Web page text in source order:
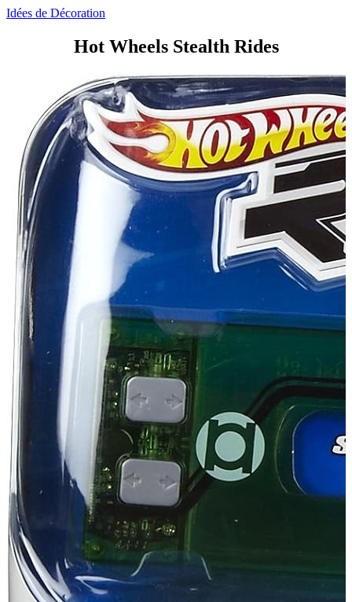
Idées de Décoration
Hot Wheels Stealth Rides